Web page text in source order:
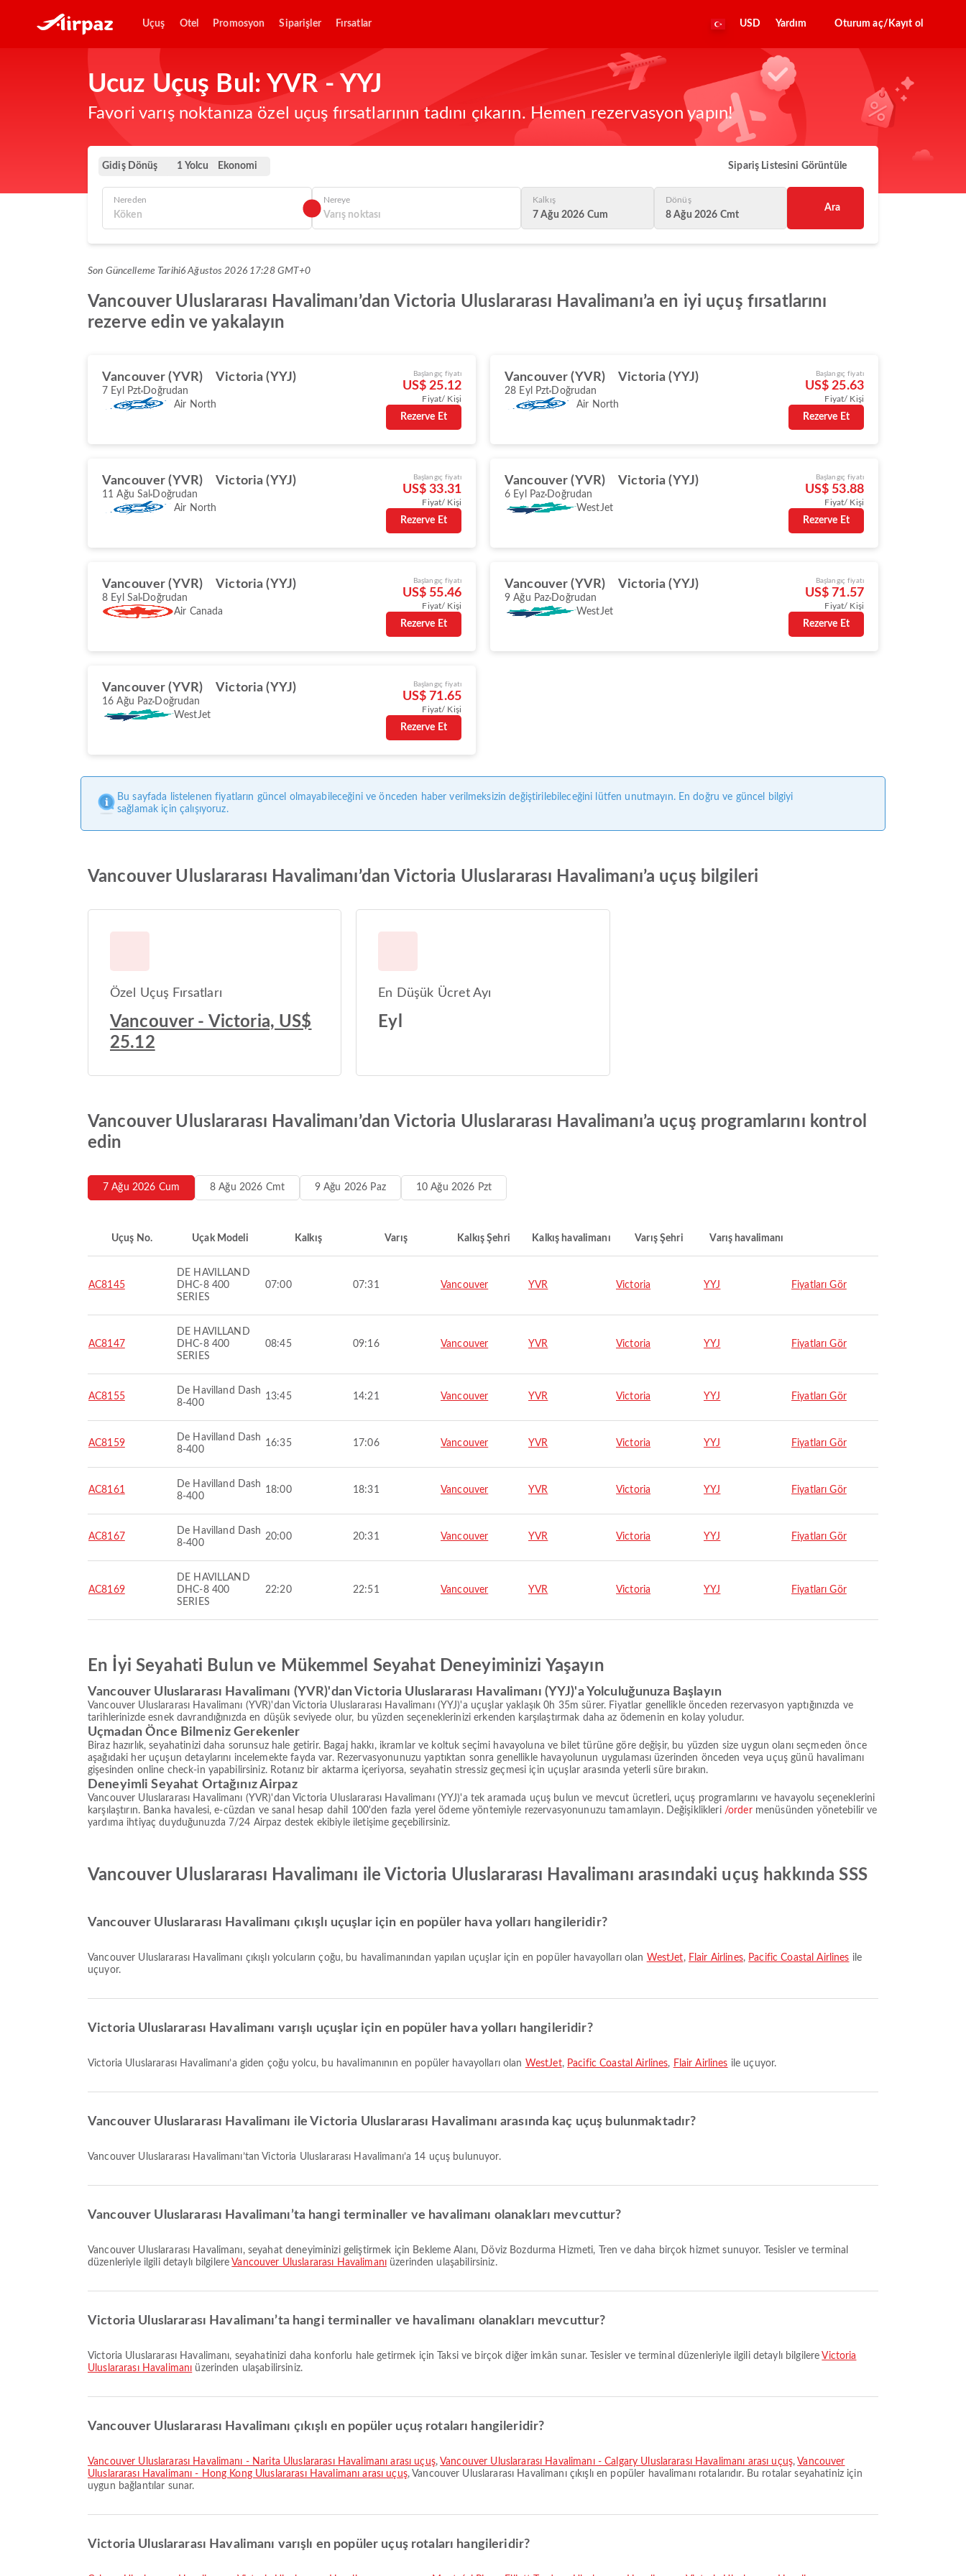
Uçuş Otel Promosyon Siparişler Fırsatlar USD Yardım Oturum aç/Kayıt ol
Ucuz Uçuş Bul: YVR - YYJ
Favori varış noktanıza özel uçuş fırsatlarının tadını çıkarın. Hemen rezervasyon yapın!
Gidiş Dönüş 1 Yolcu Ekonomi Sipariş Listesini Görüntüle
Nereden Nereye Kalkış
7 Ağu 2026 Cum
Dönüş
8 Ağu 2026 Cmt
Ara
Son Güncelleme Tarihi6 Ağustos 2026 17:28 GMT+0
Vancouver Uluslararası Havalimanı’dan Victoria Uluslararası Havalimanı’a en iyi uçuş fırsatlarını
rezerve edin ve yakalayın
Vancouver (YVR) Victoria (YYJ)
7 Eyl Pzt Doğrudan
Air North
Başlangıç fiyatı
US$ 25.12
Fiyat/ Kişi
Rezerve Et
Vancouver (YVR) Victoria (YYJ)
28 Eyl Pzt Doğrudan
Air North
Başlangıç fiyatı
US$ 25.63
Fiyat/ Kişi
Rezerve Et
Vancouver (YVR) Victoria (YYJ)
11 Ağu Sal Doğrudan
Air North
Başlangıç fiyatı
US$ 33.31
Fiyat/ Kişi
Rezerve Et
Vancouver (YVR) Victoria (YYJ)
6 Eyl Paz Doğrudan
WestJet
Başlangıç fiyatı
US$ 53.88
Fiyat/ Kişi
Rezerve Et
Vancouver (YVR) Victoria (YYJ)
8 Eyl Sal Doğrudan
Air Canada
Başlangıç fiyatı
US$ 55.46
Fiyat/ Kişi
Rezerve Et
Vancouver (YVR) Victoria (YYJ)
9 Ağu Paz Doğrudan
WestJet
Başlangıç fiyatı
US$ 71.57
Fiyat/ Kişi
Rezerve Et
Vancouver (YVR) Victoria (YYJ)
16 Ağu Paz Doğrudan
WestJet
Başlangıç fiyatı
US$ 71.65
Fiyat/ Kişi
Rezerve Et
Bu sayfada listelenen fiyatların güncel olmayabileceğini ve önceden haber verilmeksizin değiştirilebileceğini lütfen unutmayın. En doğru ve güncel bilgiyi
sağlamak için çalışıyoruz.
Vancouver Uluslararası Havalimanı’dan Victoria Uluslararası Havalimanı’a uçuş bilgileri
Özel Uçuş Fırsatları
Vancouver - Victoria, US$
25.12
En Düşük Ücret Ayı
Eyl
Vancouver Uluslararası Havalimanı’dan Victoria Uluslararası Havalimanı’a uçuş programlarını kontrol
edin
7 Ağu 2026 Cum 8 Ağu 2026 Cmt 9 Ağu 2026 Paz 10 Ağu 2026 Pzt
Uçuş No. Uçak Modeli Kalkış Varış Kalkış Şehri Kalkış havalimanı Varış Şehri Varış havalimanı
AC8145
DE HAVILLAND
DHC-8 400
SERIES
07:00 07:31 Vancouver YVR Victoria YYJ Fiyatları Gör
AC8147
DE HAVILLAND
DHC-8 400
SERIES
08:45 09:16 Vancouver YVR Victoria YYJ Fiyatları Gör
AC8155
De Havilland Dash
8-400
13:45 14:21 Vancouver YVR Victoria YYJ Fiyatları Gör
AC8159
De Havilland Dash
8-400
16:35 17:06 Vancouver YVR Victoria YYJ Fiyatları Gör
AC8161
De Havilland Dash
8-400
18:00 18:31 Vancouver YVR Victoria YYJ Fiyatları Gör
AC8167
De Havilland Dash
8-400
20:00 20:31 Vancouver YVR Victoria YYJ Fiyatları Gör
AC8169
DE HAVILLAND
DHC-8 400
SERIES
22:20 22:51 Vancouver YVR Victoria YYJ Fiyatları Gör
En İyi Seyahati Bulun ve Mükemmel Seyahat Deneyiminizi Yaşayın
Vancouver Uluslararası Havalimanı (YVR)'dan Victoria Uluslararası Havalimanı (YYJ)'a Yolculuğunuza Başlayın
Vancouver Uluslararası Havalimanı (YVR)'dan Victoria Uluslararası Havalimanı (YYJ)'a uçuşlar yaklaşık 0h 35m sürer. Fiyatlar genellikle önceden rezervasyon yaptığınızda ve
tarihlerinizde esnek davrandığınızda en düşük seviyede olur, bu yüzden seçeneklerinizi erkenden karşılaştırmak daha az ödemenin en kolay yoludur.
Uçmadan Önce Bilmeniz Gerekenler
Biraz hazırlık, seyahatinizi daha sorunsuz hale getirir. Bagaj hakkı, ikramlar ve koltuk seçimi havayoluna ve bilet türüne göre değişir, bu yüzden size uygun olanı seçmeden önce
aşağıdaki her uçuşun detaylarını incelemekte fayda var. Rezervasyonunuzu yaptıktan sonra genellikle havayolunun uygulaması üzerinden önceden veya uçuş günü havalimanı
gişesinden online check-in yapabilirsiniz. Rotanız bir aktarma içeriyorsa, seyahatin stressiz geçmesi için uçuşlar arasında yeterli süre bırakın.
Deneyimli Seyahat Ortağınız Airpaz
Vancouver Uluslararası Havalimanı (YVR)'dan Victoria Uluslararası Havalimanı (YYJ)'a tek aramada uçuş bulun ve mevcut ücretleri, uçuş programlarını ve havayolu seçeneklerini
karşılaştırın. Banka havalesi, e-cüzdan ve sanal hesap dahil 100'den fazla yerel ödeme yöntemiyle rezervasyonunuzu tamamlayın. Değişiklikleri /ordermenüsünden yönetebilir ve
yardıma ihtiyaç duyduğunuzda 7/24 Airpaz destek ekibiyle iletişime geçebilirsiniz.
Vancouver Uluslararası Havalimanı ile Victoria Uluslararası Havalimanı arasındaki uçuş hakkında SSS
Vancouver Uluslararası Havalimanı çıkışlı uçuşlar için en popüler hava yolları hangileridir?
Vancouver Uluslararası Havalimanı çıkışlı yolcuların çoğu, bu havalimanından yapılan uçuşlar için en popüler havayolları olan WestJet, Flair Airlines, Pacific Coastal Airlines ile
uçuyor.
Victoria Uluslararası Havalimanı varışlı uçuşlar için en popüler hava yolları hangileridir?
Victoria Uluslararası Havalimanı’a giden çoğu yolcu, bu havalimanının en popüler havayolları olan WestJet, Pacific Coastal Airlines, Flair Airlines ile uçuyor.
Vancouver Uluslararası Havalimanı ile Victoria Uluslararası Havalimanı arasında kaç uçuş bulunmaktadır?
Vancouver Uluslararası Havalimanı’tan Victoria Uluslararası Havalimanı’a 14 uçuş bulunuyor.
Vancouver Uluslararası Havalimanı’ta hangi terminaller ve havalimanı olanakları mevcuttur?
Vancouver Uluslararası Havalimanı, seyahat deneyiminizi geliştirmek için Bekleme Alanı, Döviz Bozdurma Hizmeti, Tren ve daha birçok hizmet sunuyor. Tesisler ve terminal
düzenleriyle ilgili detaylı bilgilere Vancouver Uluslararası Havalimanıüzerinden ulaşabilirsiniz.
Victoria Uluslararası Havalimanı’ta hangi terminaller ve havalimanı olanakları mevcuttur?
Victoria Uluslararası Havalimanı, seyahatinizi daha konforlu hale getirmek için Taksi ve birçok diğer imkân sunar. Tesisler ve terminal düzenleriyle ilgili detaylı bilgilere Victoria
Uluslararası Havalimanı üzerinden ulaşabilirsiniz.
Vancouver Uluslararası Havalimanı çıkışlı en popüler uçuş rotaları hangileridir?
Vancouver Uluslararası Havalimanı - Narita Uluslararası Havalimanı arası uçuş, Vancouver Uluslararası Havalimanı - Calgary Uluslararası Havalimanı arası uçuş, Vancouver
Uluslararası Havalimanı - Hong Kong Uluslararası Havalimanı arası uçuş, Vancouver Uluslararası Havalimanı çıkışlı en popüler havalimanı rotalarıdır. Bu rotalar seyahatiniz için
uygun bağlantılar sunar.
Victoria Uluslararası Havalimanı varışlı en popüler uçuş rotaları hangileridir?